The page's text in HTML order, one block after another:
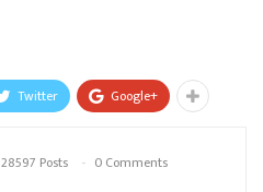
Twitter Google+
28597 Posts 0 Comments